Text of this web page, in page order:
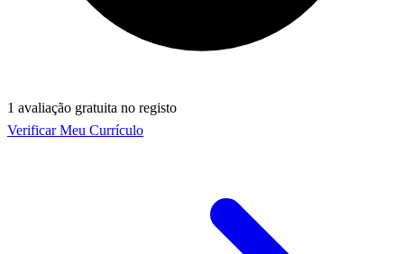
1 avaliação gratuita no registo
Verificar Meu Currículo